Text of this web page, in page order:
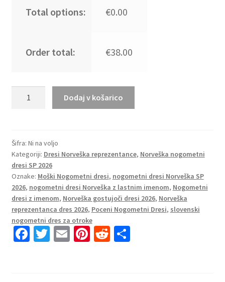
Total options: €0.00
Order total: €38.00
Domači
SP
2026
z
lastnim
imenom
količina
Dodaj v košarico
Šifra: Ni na voljo
Kategoriji: Dresi Norveška reprezentance, Norveška nogometni
dresi SP 2026
Oznake: Moški Nogometni dresi, nogometni dresi Norveška SP
2026, nogometni dresi Norveška z lastnim imenom, Nogometni
dresi z imenom, Norveška gostujoči dresi 2026, Norveška
reprezentanca dres 2026, Poceni Nogometni Dresi, slovenski
nogometni dres za otroke
Fa T E Pi R S